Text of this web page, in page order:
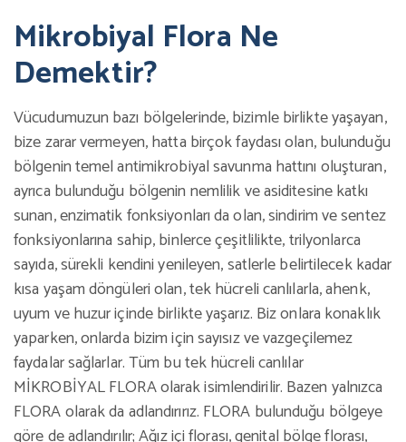
Mikrobiyal Flora Ne
Demektir?
Vücudumuzun bazı bölgelerinde, bizimle birlikte yaşayan,
bize zarar vermeyen, hatta birçok faydası olan, bulunduğu
bölgenin temel antimikrobiyal savunma hattını oluşturan,
ayrıca bulunduğu bölgenin nemlilik ve asiditesine katkı
sunan, enzimatik fonksiyonları da olan, sindirim ve sentez
fonksiyonlarına sahip, binlerce çeşitlilikte, trilyonlarca
sayıda, sürekli kendini yenileyen, satlerle belirtilecek kadar
kısa yaşam döngüleri olan, tek hücreli canlılarla, ahenk,
uyum ve huzur içinde birlikte yaşarız. Biz onlara konaklık
yaparken, onlarda bizim için sayısız ve vazgeçilemez
faydalar sağlarlar. Tüm bu tek hücreli canlılar
MİKROBİYAL FLORA olarak isimlendirilir. Bazen yalnızca
FLORA olarak da adlandırırız. FLORA bulunduğu bölgeye